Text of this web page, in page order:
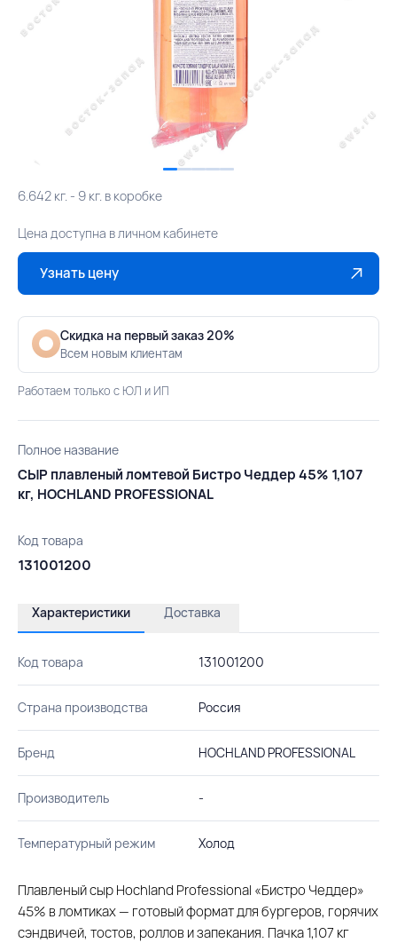
6.642 кг. - 9 кг. в коробке
Цена доступна в личном кабинете
Узнать цену
Скидка на первый заказ 20%
Всем новым клиентам
Работаем только с ЮЛ и ИП
Полное название
СЫР плавленый ломтевой Бистро Чеддер 45% 1,107
кг, HOCHLAND PROFESSIONAL
Код товара
131001200
Характеристики Доставка
Код товара 131001200
Страна производства Россия
Бренд HOCHLAND PROFESSIONAL
Производитель -
Температурный режим Холод
Плавленый сыр Hochland Professional «Бистро Чеддер»
45% в ломтиках — готовый формат для бургеров, горячих
сэндвичей, тостов, роллов и запекания. Пачка 1,107 кг